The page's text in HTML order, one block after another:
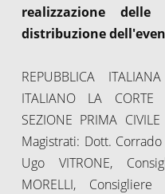
realizzazione
distribuzione
REPUBBLICA
ITALIANO LA CORTE
SEZIONE PRIMA
Magistrati: Dott. Corrado
Ugo VITRONE,
MORELLI,